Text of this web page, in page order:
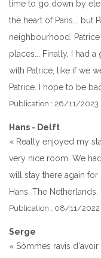
time to go down by
the heart of Paris... but
neighbourhood.
places... Finally, I had
with Patrice, like if we
Patrice. I hope to be
Publication : 26/11/2023
Hans - Delft
« Really enjoyed my
very nice room. We
will stay there again for
Hans, The Netherlands.
Publication : 08/11/2022
Serge
« Sômmes ravis